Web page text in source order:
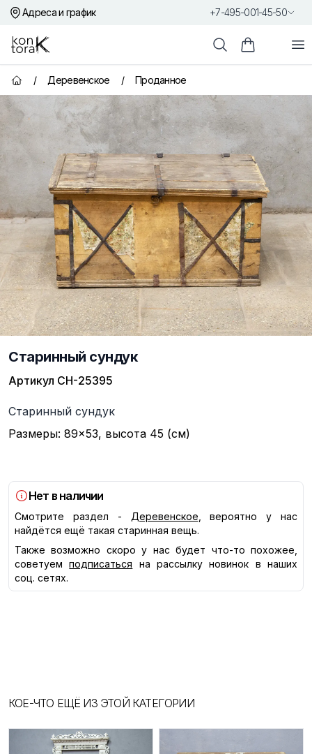
Адреса и график +7-495-001-45-50
Контора К
ПоискКорзина
Главная страница
/ Деревенское / Проданное
Старинный сундук
Артикул СН-25395
Описание
Старинный сундук
Размеры: 89×53, высота 45 (см)
Нет в наличии
Смотрите раздел - Деревенское , вероятно у нас
найдётся ещё такая старинная вещь.
Также возможно скоро у нас будет что-то похожее,
советуем
подписаться
на рассылку новинок в наших
соц. сетях.
КОЕ-ЧТО ЕЩЁ ИЗ ЭТОЙ КАТЕГОРИИ